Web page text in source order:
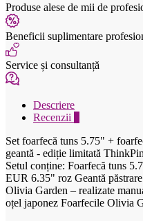
Produse alese de mii de
Beneficii suplimentare
Service și consultanță
Descriere
Recenzii
Set foarfecă tuns 5.75" +
geantă - ediție limitată
Setul conține: Foarfecă tuns
EUR 6.35" roz Geantă
Olivia Garden – realizate
oțel japonez Foarfecile Olivia